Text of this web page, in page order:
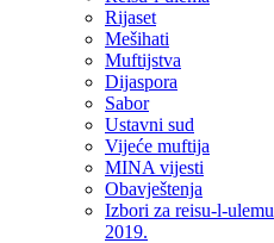
Rijaset
Mešihati
Muftijstva
Dijaspora
Sabor
Ustavni sud
Vijeće muftija
MINA vijesti
Obavještenja
Izbori za reisu-l-ulemu
2019.